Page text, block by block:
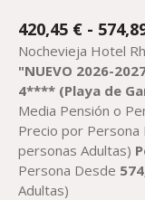
420,45 € -
Nochevieja Hotel
"NUEVO 2026-
4**** (Playa de
Media Pensión o
Precio por Persona
personas Adultas)
Persona Desde
Adultas)